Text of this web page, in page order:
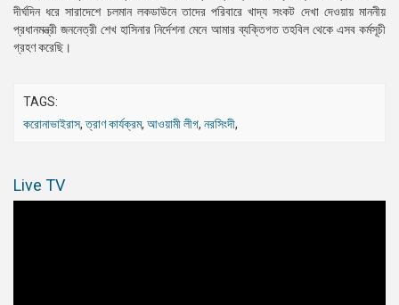
দীর্ঘদিন ধরে সারাদেশে চলমান লকডাউনে তাদের পরিবারে খাদ্য সংকট দেখা দেওয়ায় মাননীয়
প্রধানমন্ত্রী জননেত্রী শেখ হাসিনার নির্দেশনা মেনে আমার ব্যক্তিগত তহবিল থেকে এসব কর্মসূচী
গ্রহণ করেছি।
TAGS:
করোনাভাইরাস,ত্রাণ কার্যক্রম, আওয়ামী লীগ, নরসিংদী,
Live TV